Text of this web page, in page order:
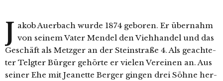
J akob Auerbach wur­de 1874 gebo­ren. Er über­nahm
von sei­nem Vater Mendel den Viehhandel und das
Geschäft als Metzger an der Steinstraße 4. Als geach­te­
ter Telgter Bürger gehör­te er vie­len Vereinen an. Aus
sei­ner Ehe mit Jeanette Berger gin­gen drei Söhne her­